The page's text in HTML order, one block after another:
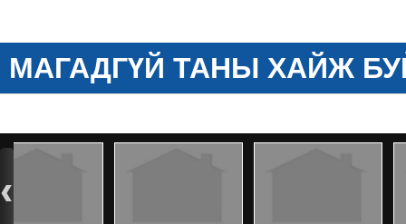
МАГАДГҮЙ ТАНЫ ХАЙЖ